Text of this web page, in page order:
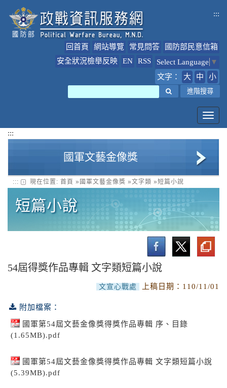
:::
回首頁 網站導覽 常見問答
國防部民意信箱
安全狀況檢舉反映
EN RSS Select Language ▼
文字：
大 中 小
進階搜尋
:::
國軍文藝金像獎
美術類
多媒體類
文字類
短片劇本
音樂類
::: 現在位置: 首頁 » 國軍文藝金像獎 »文字類 »短篇小說
短篇小說
54屆得獎作品專輯 文字類短篇小說
文宣心戰處 上稿日期： 110/11/01
附加檔案：
國軍第54屆文藝金像獎得獎作品專輯 序、目錄
(1.65MB).pdf
國軍第54屆文藝金像獎得獎作品專輯 文字類短篇小說
(5.39MB).pdf